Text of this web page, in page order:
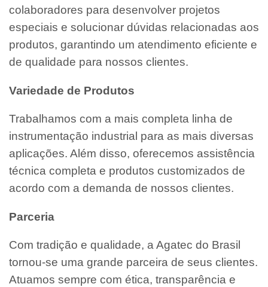
colaboradores para desenvolver projetos
especiais e solucionar dúvidas relacionadas aos
produtos, garantindo um atendimento eficiente e
de qualidade para nossos clientes.
Variedade de Produtos
Trabalhamos com a mais completa linha de
instrumentação industrial para as mais diversas
aplicações. Além disso, oferecemos assistência
técnica completa e produtos customizados de
acordo com a demanda de nossos clientes.
Parceria
Com tradição e qualidade, a Agatec do Brasil
tornou-se uma grande parceira de seus clientes.
Atuamos sempre com ética, transparência e